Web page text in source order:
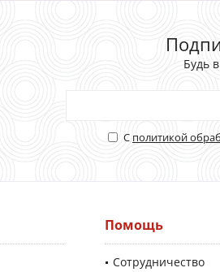
Будь
С политикой
Помощь
Сотрудничество